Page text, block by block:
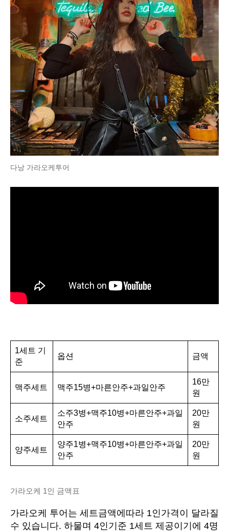
다낭 가라오케투어
1세트 기
준
옵션 금액
맥주세트 맥주15병+마른안주+과일안주
16만
원
소주세트
소주3병+맥주10병+마른안주+과일
안주
20만
원
양주세트
양주1병+맥주10병+마른안주+과일
안주
20만
원
가라오케 1인 금액표
가라오케 투어는 세트금액에따라 1인가격이 달라질
수 있습니다. 하물며 4인기준 1세트 제공이기에 4명